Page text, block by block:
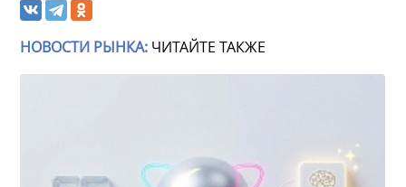
НОВОСТИ РЫНКА: ЧИТАЙТЕ ТАКЖЕ